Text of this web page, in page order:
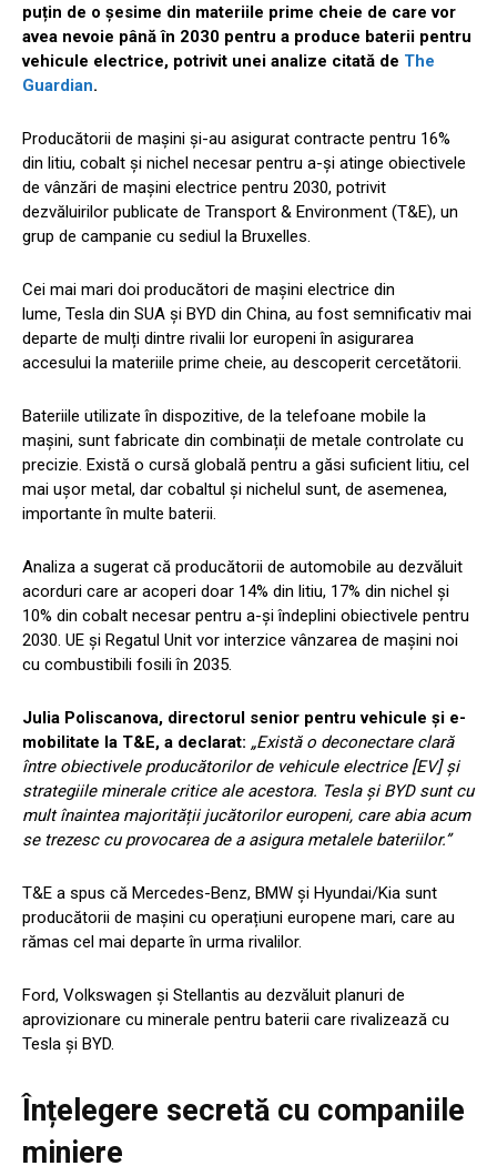
puțin de o șesime din materiile prime cheie de care vor
avea nevoie până în 2030 pentru a produce baterii pentru
vehicule electrice, potrivit unei analize citată de The
Guardian.
Producătorii de mașini și-au asigurat contracte pentru 16%
din litiu, cobalt și nichel necesar pentru a-și atinge obiectivele
de vânzări de mașini electrice pentru 2030, potrivit
dezvăluirilor publicate de Transport & Environment (T&E), un
grup de campanie cu sediul la Bruxelles.
Cei mai mari doi producători de mașini electrice din
lume, Tesla din SUA și BYD din China, au fost semnificativ mai
departe de mulți dintre rivalii lor europeni în asigurarea
accesului la materiile prime cheie, au descoperit cercetătorii.
Bateriile utilizate în dispozitive, de la telefoane mobile la
mașini, sunt fabricate din combinații de metale controlate cu
precizie. Există o cursă globală pentru a găsi suficient litiu, cel
mai ușor metal, dar cobaltul și nichelul sunt, de asemenea,
importante în multe baterii.
Analiza a sugerat că producătorii de automobile au dezvăluit
acorduri care ar acoperi doar 14% din litiu, 17% din nichel și
10% din cobalt necesar pentru a-și îndeplini obiectivele pentru
2030. UE și Regatul Unit vor interzice vânzarea de mașini noi
cu combustibili fosili în 2035.
Julia Poliscanova, directorul senior pentru vehicule și e-
mobilitate la T&E, a declarat: „Există o deconectare clară
între obiectivele producătorilor de vehicule electrice [EV] și
strategiile minerale critice ale acestora. Tesla și BYD sunt cu
mult înaintea majorității jucătorilor europeni, care abia acum
se trezesc cu provocarea de a asigura metalele bateriilor.”
T&E a spus că Mercedes-Benz, BMW și Hyundai/Kia sunt
producătorii de mașini cu operațiuni europene mari, care au
rămas cel mai departe în urma rivalilor.
Ford, Volkswagen și Stellantis au dezvăluit planuri de
aprovizionare cu minerale pentru baterii care rivalizează cu
Tesla și BYD.
Înțelegere secretă cu companiile
miniere